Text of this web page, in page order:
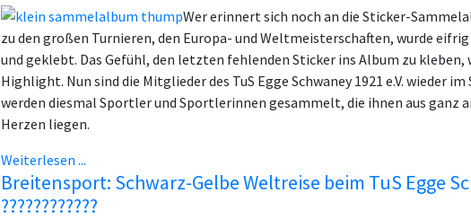
Wer erinnert sich noch an die Sticker-
zu den großen Turnieren, den Europa- und Weltmeisterschaften, wurde
und geklebt. Das Gefühl, den letzten fehlenden Sticker ins Album zu kleben,
Highlight. Nun sind die Mitglieder des TuS Egge Schwaney 1921 e.V. wieder
werden diesmal Sportler und Sportlerinnen gesammelt, die ihnen aus ganz
Herzen liegen.
Weiterlesen ...
Breitensport: Schwarz-Gelbe Weltreise beim TuS Egge
????????????